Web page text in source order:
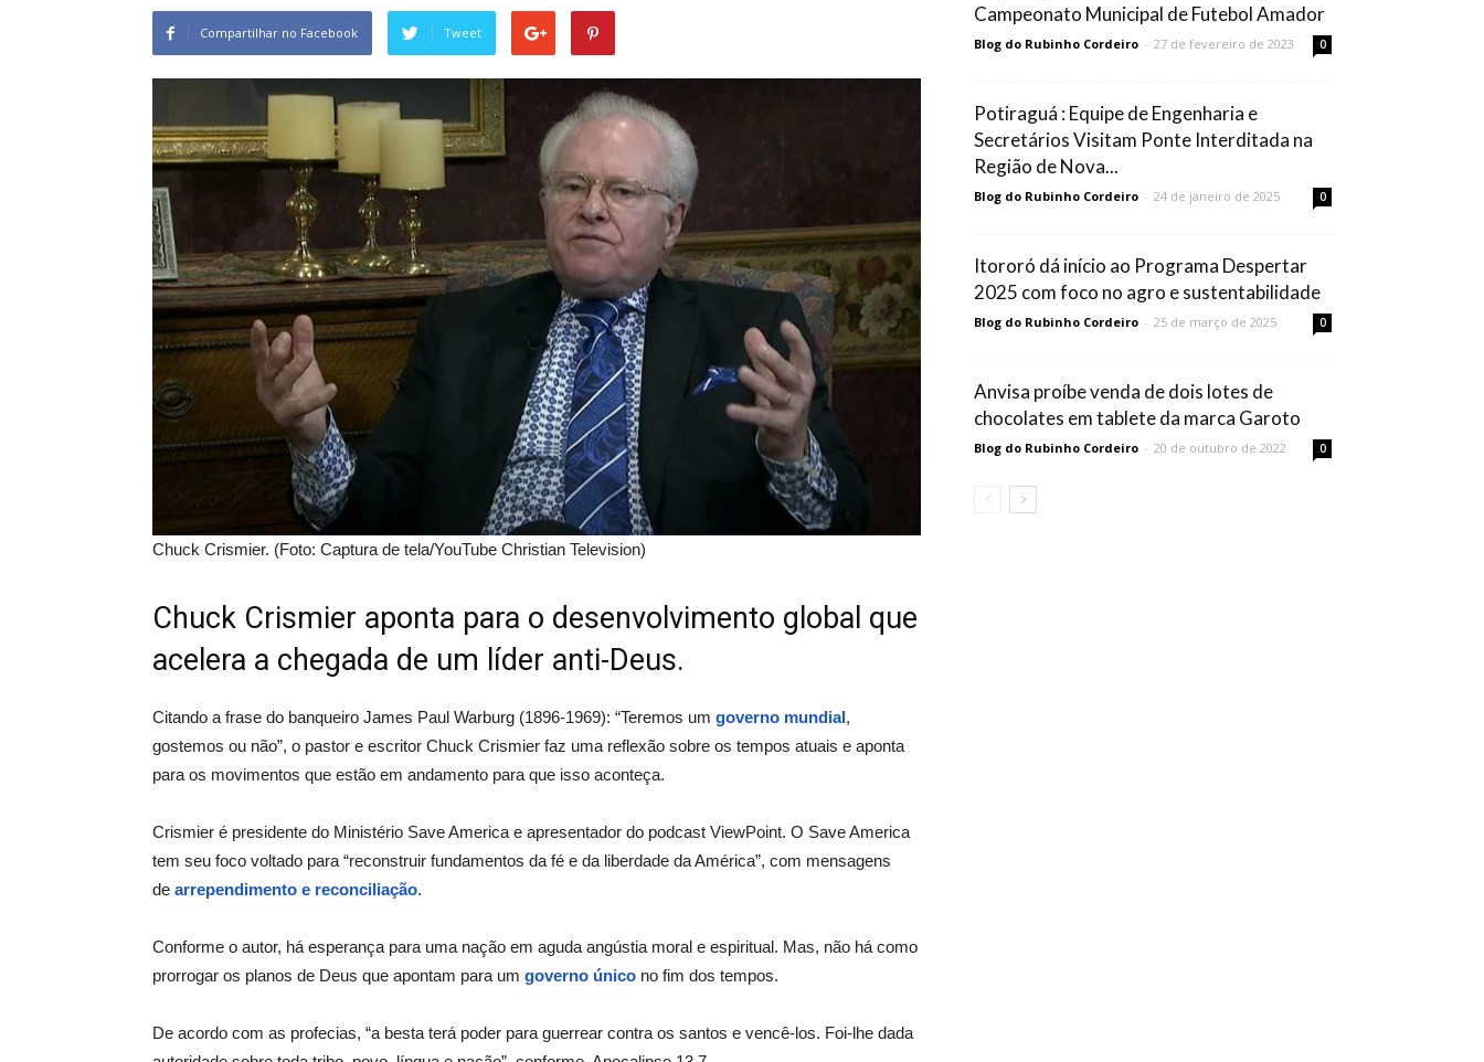
Compartilhar no Facebook Tweet
Chuck Crismier. (Foto: Captura de tela/YouTube Christian Television)
Chuck Crismier aponta para o desenvolvimento global que
acelera a chegada de um líder anti-Deus.
Citando a frase do banqueiro James Paul Warburg (1896-1969): “Teremos um governo mundial,
gostemos ou não”, o pastor e escritor Chuck Crismier faz uma reflexão sobre os tempos atuais e aponta
para os movimentos que estão em andamento para que isso aconteça.
Crismier é presidente do Ministério Save America e apresentador do podcast ViewPoint. O Save America
tem seu foco voltado para “reconstruir fundamentos da fé e da liberdade da América”, com mensagens
de arrependimento e reconciliação.
Conforme o autor, há esperança para uma nação em aguda angústia moral e espiritual. Mas, não há como
prorrogar os planos de Deus que apontam para um governo único no fim dos tempos.
De acordo com as profecias, “a besta terá poder para guerrear contra os santos e vencê-los. Foi-lhe dada
Campeonato Municipal de Futebol Amador
Blog do Rubinho Cordeiro - 27 de fevereiro de 2023 0
Potiraguá : Equipe de Engenharia e
Secretários Visitam Ponte Interditada na
Região de Nova...
Blog do Rubinho Cordeiro - 24 de janeiro de 2025 0
Itororó dá início ao Programa Despertar
2025 com foco no agro e sustentabilidade
Blog do Rubinho Cordeiro - 25 de março de 2025 0
Anvisa proíbe venda de dois lotes de
chocolates em tablete da marca Garoto
Blog do Rubinho Cordeiro - 20 de outubro de 2022 0